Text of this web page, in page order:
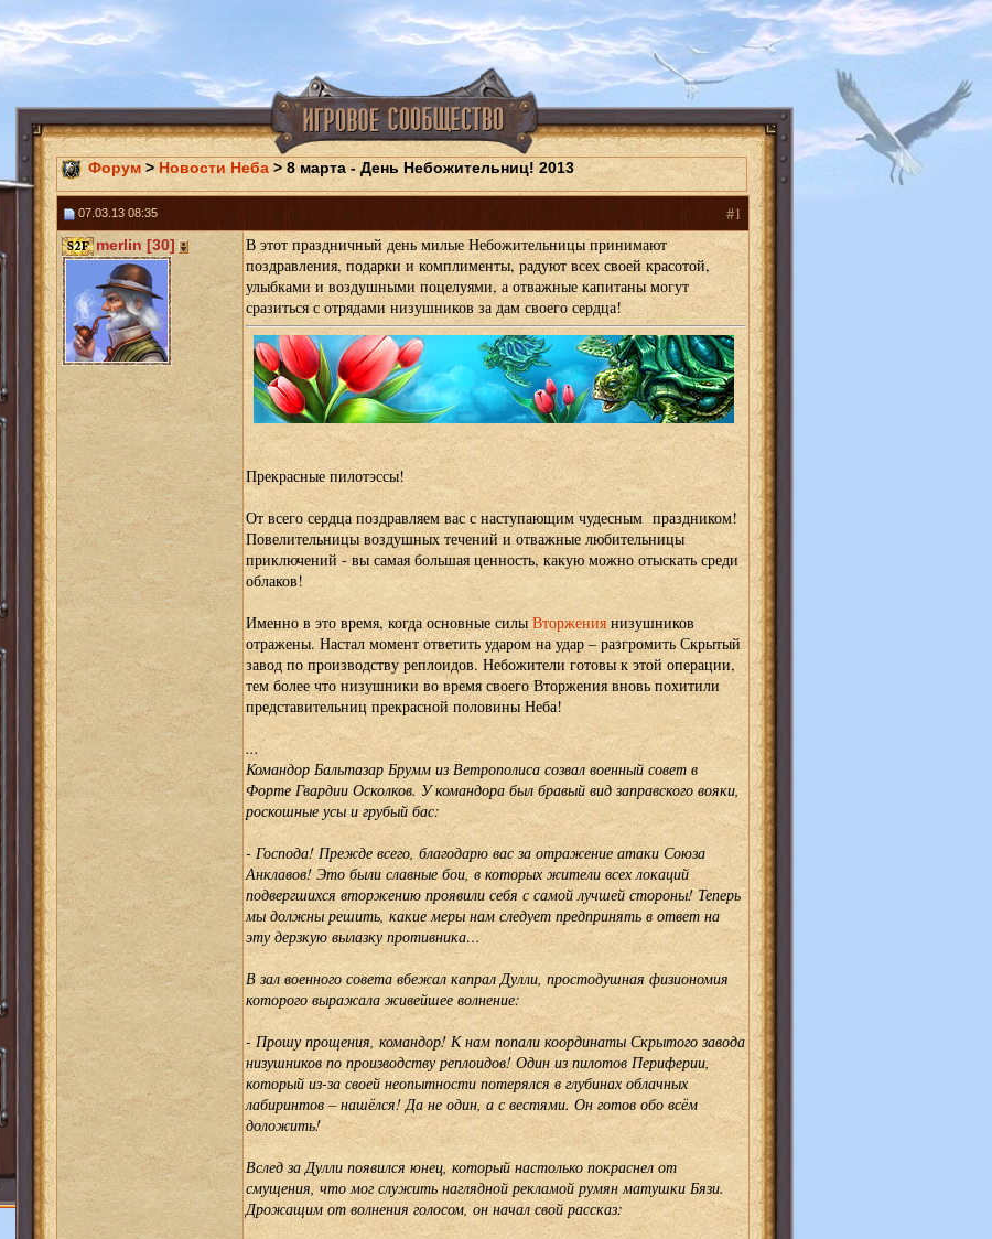
Форум> Новости Неба> 8 марта - День Небожительниц! 2013
07.03.13 08:35 #1
merlin [30]
В этот праздничный день милые Небожительницы принимают
поздравления, подарки и комплименты, радуют всех своей красотой,
улыбками и воздушными поцелуями, а отважные капитаны могут
сразиться с отрядами низушников за дам своего сердца!
Прекрасные пилотэссы!
От всего сердца поздравляем вас с наступающим чудесным праздником!
Повелительницы воздушных течений и отважные любительницы
приключений - вы самая большая ценность, какую можно отыскать среди
облаков!
Именно в это время, когда основные силы Вторжениянизушников
отражены. Настал момент ответить ударом на удар – разгромить Скрытый
завод по производству реплоидов. Небожители готовы к этой операции,
тем более что низушники во время своего Вторжения вновь похитили
представительниц прекрасной половины Неба!
...
Командор Бальтазар Брумм из Ветрополиса созвал военный совет в
Форте Гвардии Осколков. У командора был бравый вид заправского вояки,
роскошные усы и грубый бас:
- Господа! Прежде всего, благодарю вас за отражение атаки Союза
Анклавов! Это были славные бои, в которых жители всех локаций
подвергшихся вторжению проявили себя с самой лучшей стороны! Теперь
мы должны решить, какие меры нам следует предпринять в ответ на
эту дерзкую вылазку противника…
В зал военного совета вбежал капрал Дулли, простодушная физиономия
которого выражала живейшее волнение:
- Прошу прощения, командор! К нам попали координаты Скрытого завода
низушников по производству реплоидов! Один из пилотов Периферии,
который из-за своей неопытности потерялся в глубинах облачных
лабиринтов – нашёлся! Да не один, а с вестями. Он готов обо всём
доложить!
Вслед за Дулли появился юнец, который настолько покраснел от
смущения, что мог служить наглядной рекламой румян матушки Бязи.
Дрожащим от волнения голосом, он начал свой рассказ: